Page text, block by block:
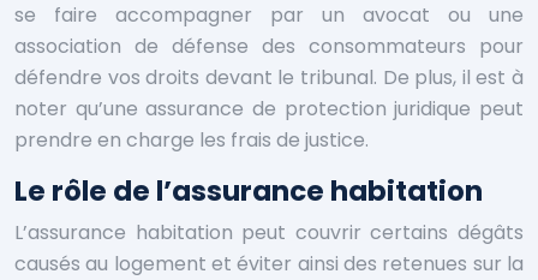
se faire accompagner par un avocat ou une
association de défense des consommateurs pour
défendre vos droits devant le tribunal. De plus, il est à
noter qu’une assurance de protection juridique peut
prendre en charge les frais de justice.
Le rôle de l’assurance habitation
L’assurance habitation peut couvrir certains dégâts
causés au logement et éviter ainsi des retenues sur la